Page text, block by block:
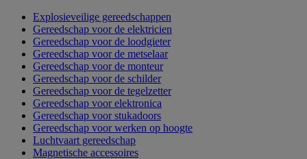
Explosieveilige gereedschappen
Gereedschap voor de elektricien
Gereedschap voor de loodgieter
Gereedschap voor de metselaar
Gereedschap voor de monteur
Gereedschap voor de schilder
Gereedschap voor de tegelzetter
Gereedschap voor elektronica
Gereedschap voor stukadoors
Gereedschap voor werken op hoogte
Luchtvaart gereedschap
Magnetische accessoires